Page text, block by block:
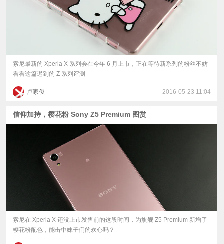
讯
评
普
体
索尼最新的 Xperia X 系列会在今年 6 月上市，正在等待新系列的粉丝不妨
看看这篇迟到的 Z 系列评测
卢家俊 2016-05-23 11:04
信仰加持，樱花粉 Sony Z5 Premium 图赏
索尼在 Xperia X 还没上市发售前的这段时间，为旗舰 Z5 Premium 新增了
樱花粉配色，能击中妹子们的欢心吗？